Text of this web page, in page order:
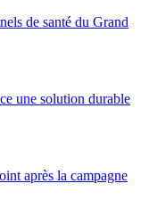
de santé du Grand
une solution durable
après la campagne